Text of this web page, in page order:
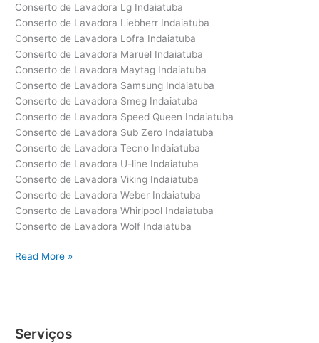
Conserto de Lavadora Lg Indaiatuba
Conserto de Lavadora Liebherr Indaiatuba
Conserto de Lavadora Lofra Indaiatuba
Conserto de Lavadora Maruel Indaiatuba
Conserto de Lavadora Maytag Indaiatuba
Conserto de Lavadora Samsung Indaiatuba
Conserto de Lavadora Smeg Indaiatuba
Conserto de Lavadora Speed Queen Indaiatuba
Conserto de Lavadora Sub Zero Indaiatuba
Conserto de Lavadora Tecno Indaiatuba
Conserto de Lavadora U-line Indaiatuba
Conserto de Lavadora Viking Indaiatuba
Conserto de Lavadora Weber Indaiatuba
Conserto de Lavadora Whirlpool Indaiatuba
Conserto de Lavadora Wolf Indaiatuba
Conserto
Read More »
Serviços